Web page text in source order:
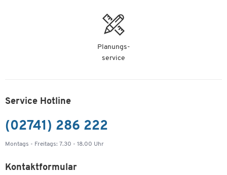
Planungs-
service
Service Hotline
(02741) 286 222
Montags - Freitags: 7.30 - 18.00 Uhr
Kontaktformular